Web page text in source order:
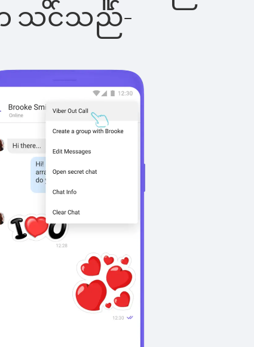
က သင်သည်-